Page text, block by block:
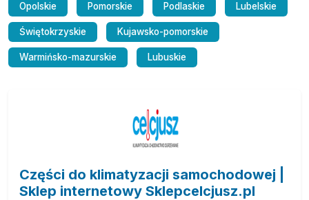
Opolskie Pomorskie Podlaskie Lubelskie
Świętokrzyskie Kujawsko-pomorskie
Warmińsko-mazurskie Lubuskie
Części do klimatyzacji samochodowej |
Sklep internetowy Sklepcelcjusz.pl